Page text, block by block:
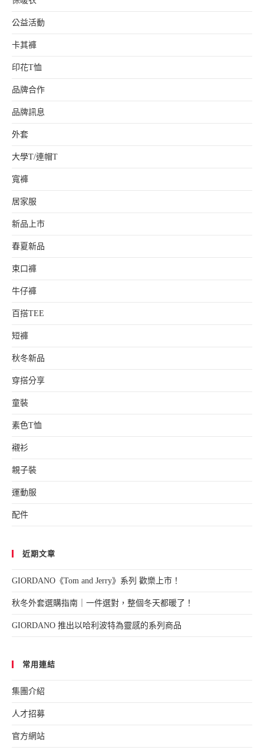
公益活動
卡其褲
印花T恤
品牌合作
品牌訊息
外套
大學T/連帽T
寬褲
居家服
新品上市
春夏新品
束口褲
牛仔褲
百搭TEE
短褲
秋冬新品
穿搭分享
童裝
素色T恤
襯衫
親子裝
運動服
配件
近期文章
GIORDANO《Tom and Jerry》系列 歡樂上市！
秋冬外套選購指南｜一件選對，整個冬天都暖了！
GIORDANO 推出以哈利波特為靈感的系列商品
常用連結
集團介紹
人才招募
官方網站